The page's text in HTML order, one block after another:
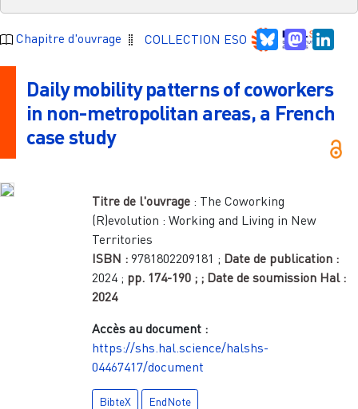
Chapitre d'ouvrage COLLECTION ESO Bluesky
Daily mobility patterns of coworkers
in non-metropolitan areas, a French
case study
Titre de l'ouvrage : The Coworking
(R)evolution : Working and Living in New
Territories
ISBN :9781802209181 ; Date de publication :
2024 ; pp. 174-190 ; ; Date de soumission Hal :
2024
Accès au document :
https://shs.hal.science/halshs-
04467417/document
BibteX EndNote